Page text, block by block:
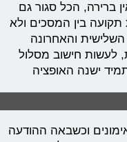
ברירה, הכל סגור גם
בין המסכים ולא
והאחרונה
לעשות חישוב מסלול
ישנה האופציה
וכשבאה ההודעה